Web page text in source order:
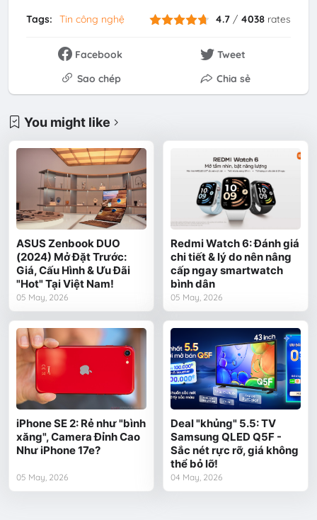
Tags: Tin công nghệ 4.7 / 4038 rates
Facebook
Tweet
Sao chép
Chia sẻ
You might like
ASUS Zenbook DUO
(2024) Mở Đặt Trước:
Giá, Cấu Hình & Ưu Đãi
"Hot" Tại Việt Nam!
05 May, 2026
Redmi Watch 6: Đánh giá
chi tiết & lý do nên nâng
cấp ngay smartwatch
bình dân
05 May, 2026
iPhone SE 2: Rẻ như "bình
xăng", Camera Đỉnh Cao
Như iPhone 17e?
05 May, 2026
Deal "khủng" 5.5: TV
Samsung QLED Q5F -
Sắc nét rực rỡ, giá không
thể bỏ lỡ!
04 May, 2026